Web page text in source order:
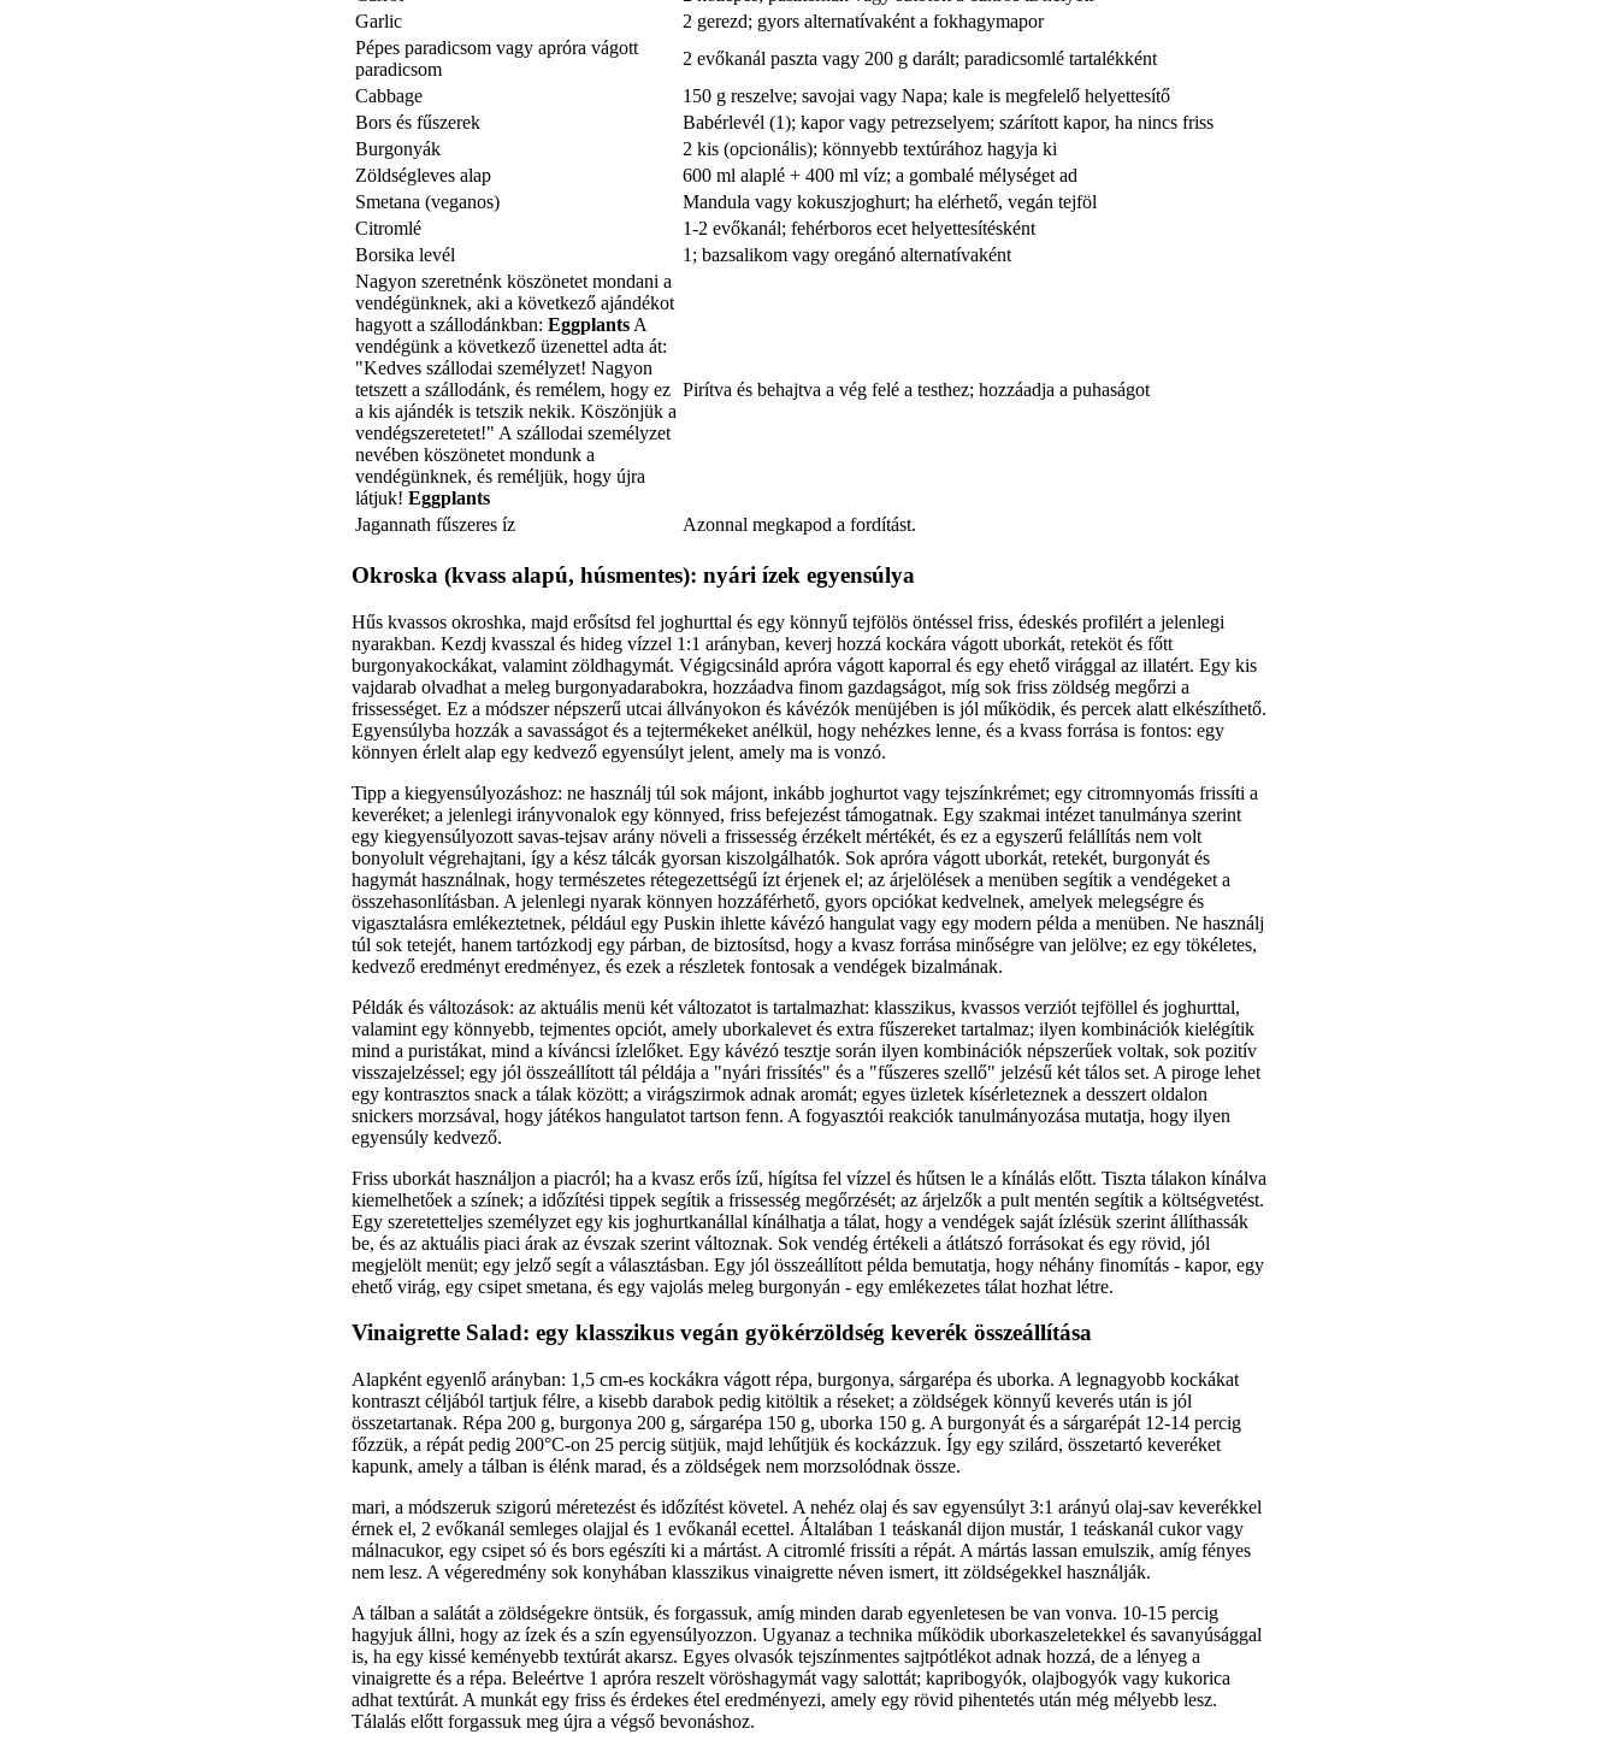
Garlic
2 gerezd; gyors alternatívaként a fokhagymapor
Pépes paradicsom vagy apróra vágott
paradicsom
2 evőkanál paszta vagy 200 g darált; paradicsomlé tartalékként
Cabbage
150 g reszelve; savojai vagy Napa; kale is megfelelő helyettesítő
Bors és fűszerek
Babérlevél (1); kapor vagy petrezselyem; szárított kapor, ha nincs friss
Burgonyák
2 kis (opcionális); könnyebb textúrához hagyja ki
Zöldségleves alap
600 ml alaplé + 400 ml víz; a gombalé mélységet ad
Smetana (veganos)
Mandula vagy kokuszjoghurt; ha elérhető, vegán tejföl
Citromlé
1-2 evőkanál; fehérboros ecet helyettesítésként
Borsika levél
1; bazsalikom vagy oregánó alternatívaként
Nagyon szeretnénk köszönetet mondani a
vendégünknek, aki a következő ajándékot
hagyott a szállodánkban: Eggplants A
vendégünk a következő üzenettel adta át:
"Kedves szállodai személyzet! Nagyon
tetszett a szállodánk, és remélem, hogy ez
a kis ajándék is tetszik nekik. Köszönjük a
vendégszeretetet!" A szállodai személyzet
nevében köszönetet mondunk a
vendégünknek, és reméljük, hogy újra
látjuk! Eggplants
Pirítva és behajtva a vég felé a testhez; hozzáadja a puhaságot
Jagannath fűszeres íz Azonnal megkapod a fordítást.
Okroska (kvass alapú, húsmentes): nyári ízek egyensúlya
Hűs kvassos okroshka, majd erősítsd fel joghurttal és egy könnyű tejfölös öntéssel friss, édeskés profilért a jelenlegi
nyarakban. Kezdj kvasszal és hideg vízzel 1:1 arányban, keverj hozzá kockára vágott uborkát, reteköt és főtt
burgonyakockákat, valamint zöldhagymát. Végigcsináld apróra vágott kaporral és egy ehető virággal az illatért. Egy kis
vajdarab olvadhat a meleg burgonyadarabokra, hozzáadva finom gazdagságot, míg sok friss zöldség megőrzi a
frissességet. Ez a módszer népszerű utcai állványokon és kávézók menüjében is jól működik, és percek alatt elkészíthető.
Egyensúlyba hozzák a savasságot és a tejtermékeket anélkül, hogy nehézkes lenne, és a kvass forrása is fontos: egy
könnyen érlelt alap egy kedvező egyensúlyt jelent, amely ma is vonzó.
Tipp a kiegyensúlyozáshoz: ne használj túl sok májont, inkább joghurtot vagy tejszínkrémet; egy citromnyomás frissíti a
keveréket; a jelenlegi irányvonalok egy könnyed, friss befejezést támogatnak. Egy szakmai intézet tanulmánya szerint
egy kiegyensúlyozott savas-tejsav arány növeli a frissesség érzékelt mértékét, és ez a egyszerű felállítás nem volt
bonyolult végrehajtani, így a kész tálcák gyorsan kiszolgálhatók. Sok apróra vágott uborkát, retekét, burgonyát és
hagymát használnak, hogy természetes rétegezettségű ízt érjenek el; az árjelölések a menüben segítik a vendégeket a
összehasonlításban. A jelenlegi nyarak könnyen hozzáférhető, gyors opciókat kedvelnek, amelyek melegségre és
vigasztalásra emlékeztetnek, például egy Puskin ihlette kávézó hangulat vagy egy modern példa a menüben. Ne használj
túl sok tetejét, hanem tartózkodj egy párban, de biztosítsd, hogy a kvasz forrása minőségre van jelölve; ez egy tökéletes,
kedvező eredményt eredményez, és ezek a részletek fontosak a vendégek bizalmának.
Példák és változások: az aktuális menü két változatot is tartalmazhat: klasszikus, kvassos verziót tejföllel és joghurttal,
valamint egy könnyebb, tejmentes opciót, amely uborkalevet és extra fűszereket tartalmaz; ilyen kombinációk kielégítik
mind a puristákat, mind a kíváncsi ízlelőket. Egy kávézó tesztje során ilyen kombinációk népszerűek voltak, sok pozitív
visszajelzéssel; egy jól összeállított tál példája a "nyári frissítés" és a "fűszeres szellő" jelzésű két tálos set. A piroge lehet
egy kontrasztos snack a tálak között; a virágszirmok adnak aromát; egyes üzletek kísérleteznek a desszert oldalon
snickers morzsával, hogy játékos hangulatot tartson fenn. A fogyasztói reakciók tanulmányozása mutatja, hogy ilyen
egyensúly kedvező.
Friss uborkát használjon a piacról; ha a kvasz erős ízű, hígítsa fel vízzel és hűtsen le a kínálás előtt. Tiszta tálakon kínálva
kiemelhetőek a színek; a időzítési tippek segítik a frissesség megőrzését; az árjelzők a pult mentén segítik a költségvetést.
Egy szeretetteljes személyzet egy kis joghurtkanállal kínálhatja a tálat, hogy a vendégek saját ízlésük szerint állíthassák
be, és az aktuális piaci árak az évszak szerint változnak. Sok vendég értékeli a átlátszó forrásokat és egy rövid, jól
megjelölt menüt; egy jelző segít a választásban. Egy jól összeállított példa bemutatja, hogy néhány finomítás - kapor, egy
ehető virág, egy csipet smetana, és egy vajolás meleg burgonyán - egy emlékezetes tálat hozhat létre.
Vinaigrette Salad: egy klasszikus vegán gyökérzöldség keverék összeállítása
Alapként egyenlő arányban: 1,5 cm-es kockákra vágott répa, burgonya, sárgarépa és uborka. A legnagyobb kockákat
kontraszt céljából tartjuk félre, a kisebb darabok pedig kitöltik a réseket; a zöldségek könnyű keverés után is jól
összetartanak. Répa 200 g, burgonya 200 g, sárgarépa 150 g, uborka 150 g. A burgonyát és a sárgarépát 12-14 percig
főzzük, a répát pedig 200°C-on 25 percig sütjük, majd lehűtjük és kockázzuk. Így egy szilárd, összetartó keveréket
kapunk, amely a tálban is élénk marad, és a zöldségek nem morzsolódnak össze.
mari, a módszeruk szigorú méretezést és időzítést követel. A nehéz olaj és sav egyensúlyt 3:1 arányú olaj-sav keverékkel
érnek el, 2 evőkanál semleges olajjal és 1 evőkanál ecettel. Általában 1 teáskanál dijon mustár, 1 teáskanál cukor vagy
málnacukor, egy csipet só és bors egészíti ki a mártást. A citromlé frissíti a répát. A mártás lassan emulszik, amíg fényes
nem lesz. A végeredmény sok konyhában klasszikus vinaigrette néven ismert, itt zöldségekkel használják.
A tálban a salátát a zöldségekre öntsük, és forgassuk, amíg minden darab egyenletesen be van vonva. 10-15 percig
hagyjuk állni, hogy az ízek és a szín egyensúlyozzon. Ugyanaz a technika működik uborkaszeletekkel és savanyúsággal
is, ha egy kissé keményebb textúrát akarsz. Egyes olvasók tejszínmentes sajtpótlékot adnak hozzá, de a lényeg a
vinaigrette és a répa. Beleértve 1 apróra reszelt vöröshagymát vagy salottát; kapribogyók, olajbogyók vagy kukorica
adhat textúrát. A munkát egy friss és érdekes étel eredményezi, amely egy rövid pihentetés után még mélyebb lesz.
Tálalás előtt forgassuk meg újra a végső bevonáshoz.